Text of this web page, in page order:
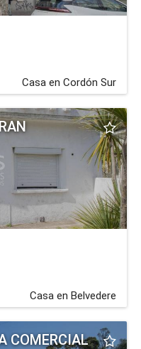
a ADIU
Casa en Cordón Sur
Casa en Belvedere
COMERCIAL